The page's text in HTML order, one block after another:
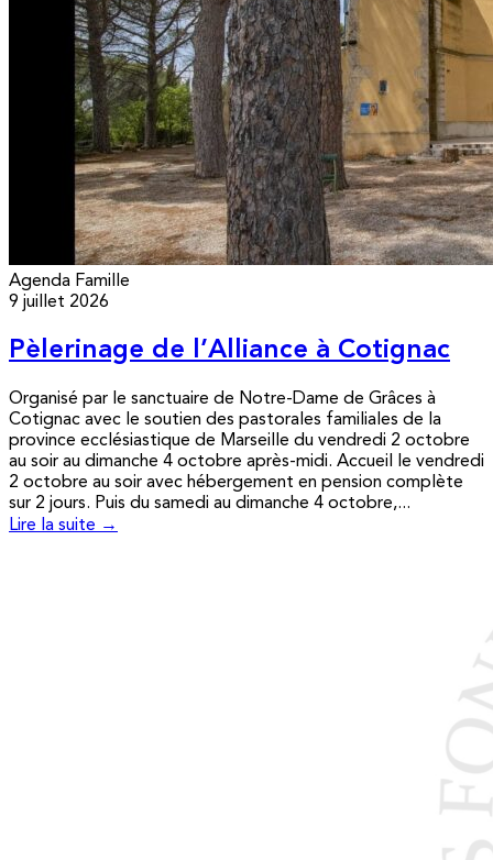
Agenda Famille
9 juillet 2026
Pèlerinage de l’Alliance à Cotignac
Organisé par le sanctuaire de Notre-Dame de Grâces à
Cotignac avec le soutien des pastorales familiales de la
province ecclésiastique de Marseille du vendredi 2 octobre
au soir au dimanche 4 octobre après-midi. Accueil le vendredi
2 octobre au soir avec hébergement en pension complète
sur 2 jours. Puis du samedi au dimanche 4 octobre,...
Lire la suite →